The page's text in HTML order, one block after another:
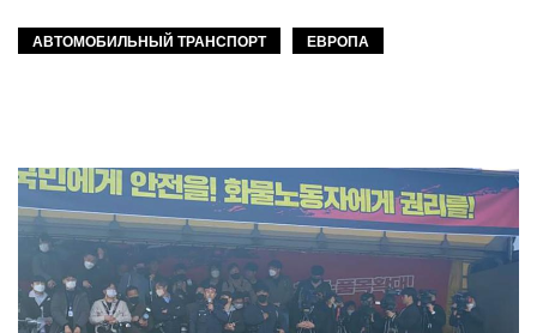
АВТОМОБИЛЬНЫЙ ТРАНСПОРТ ЕВРОПА